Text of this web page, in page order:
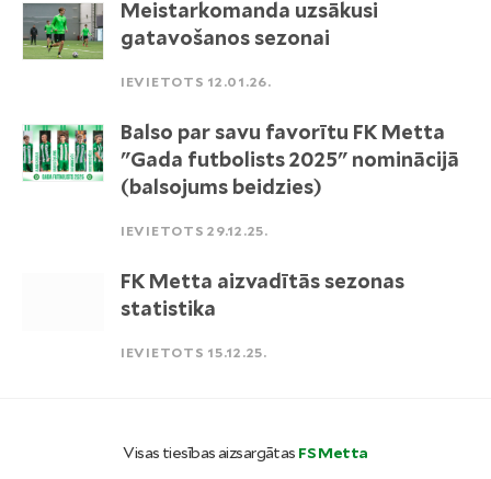
Meistarkomanda uzsākusi
gatavošanos sezonai
IEVIETOTS 12.01.26.
Balso par savu favorītu FK Metta
"Gada futbolists 2025" nominācijā
(balsojums beidzies)
IEVIETOTS 29.12.25.
FK Metta aizvadītās sezonas
statistika
IEVIETOTS 15.12.25.
Visas tiesības aizsargātas FS Metta